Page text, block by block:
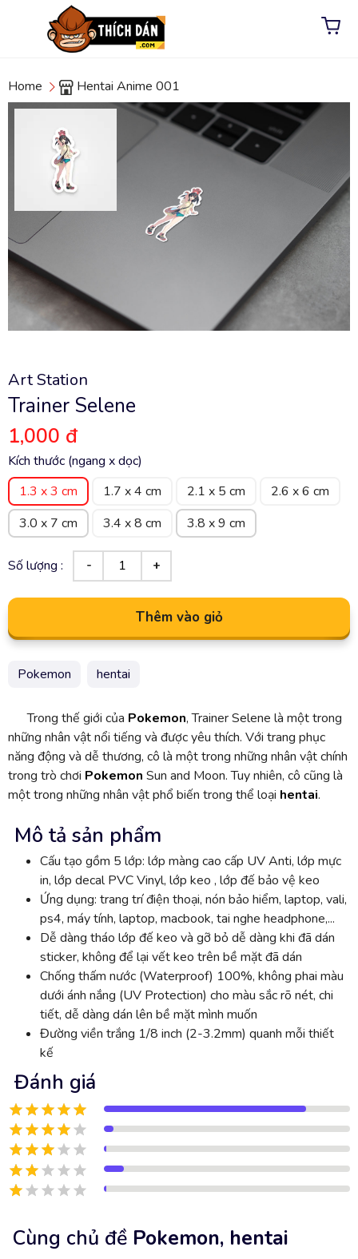
Home Hentai Anime 001
Art Station
Trainer Selene
1,000 đ
Kích thước (ngang x dọc)
1.3 x 3 cm
1.7 x 4 cm 2.1 x 5 cm
2.6 x 6 cm
3.0 x 7 cm
3.4 x 8 cm 3.8 x 9 cm
Số lượng :
Thêm vào giỏ
Pokemon hentai
Trong thế giới của Pokemon, Trainer Selene là một trong
những nhân vật nổi tiếng và được yêu thích. Với trang phục
năng động và dễ thương, cô là một trong những nhân vật chính
trong trò chơi Pokemon Sun and Moon. Tuy nhiên, cô cũng là
một trong những nhân vật phổ biến trong thể loại hentai.
Mô tả sản phẩm
Cấu tạo gồm 5 lớp: lớp màng cao cấp UV Anti, lớp mực
in, lớp decal PVC Vinyl, lớp keo , lớp đế bảo vệ keo
Ứng dụng: trang trí điện thoại, nón bảo hiểm, laptop, vali,
ps4, máy tính, laptop, macbook, tai nghe headphone,...
Dễ dàng tháo lớp đế keo và gỡ bỏ dễ dàng khi đã dán
sticker, không để lại vết keo trên bề mặt đã dán
Chống thấm nước (Waterproof) 100%, không phai màu
dưới ánh nắng (UV Protection) cho màu sắc rõ nét, chi
tiết, dễ dàng dán lên bề mặt mình muốn
Đường viền trắng 1/8 inch (2-3.2mm) quanh mỗi thiết
kế
Đánh giá
Cùng chủ đề Pokemon, hentai